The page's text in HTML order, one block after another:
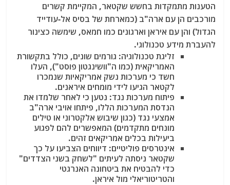
הטענות מתמקדות בחשש שקטאר, המקיימת קשרים
מורכבים הן עם ארה"ב (כמארחת של בסיס אל-עודייד
הגדול) והן עם איראן וארגונים כמו חמאס, שימשה כצינור
להעברת מידע טכנולוגי.
זליגת טכנולוגיה: גורמים שונים, כולל בתקשורת
האמריקאית (כמו ה"וושינגטון פוסט"), העלו
חשד כי מערכות נשק אמריקאיות שנמכרו
לקטאר הגיעו לידי מומחים איראנים.
פיתוח מערכות נגד: נטען כי לאחר שלמדו את
הנדסת המערכות הללו, פיתחו אויבי ארה"ב
אמצעי נגד (כגון שיבוש אלקטרוני או טילים
מונחים מתקדמים) המאפשרים להם לפגוע
ביעילות בכלים אמריקאים זהים.
אינטרסים פוליטיים: דיווחים הצביעו על כך
שקטאר ניסתה לעיתים "לשחק בשני הצדדים"
כדי להבטיח את ביטחונה האנרגטי
והטריטוריאלי מול איראן.